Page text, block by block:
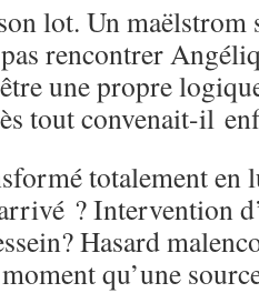
lot. Un
rencontrer
une propre
tout convenait-il
totalement en
? Intervention
Hasard
qu’une